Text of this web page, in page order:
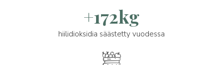
+172kg
hiilidioksidia säästetty vuodessa